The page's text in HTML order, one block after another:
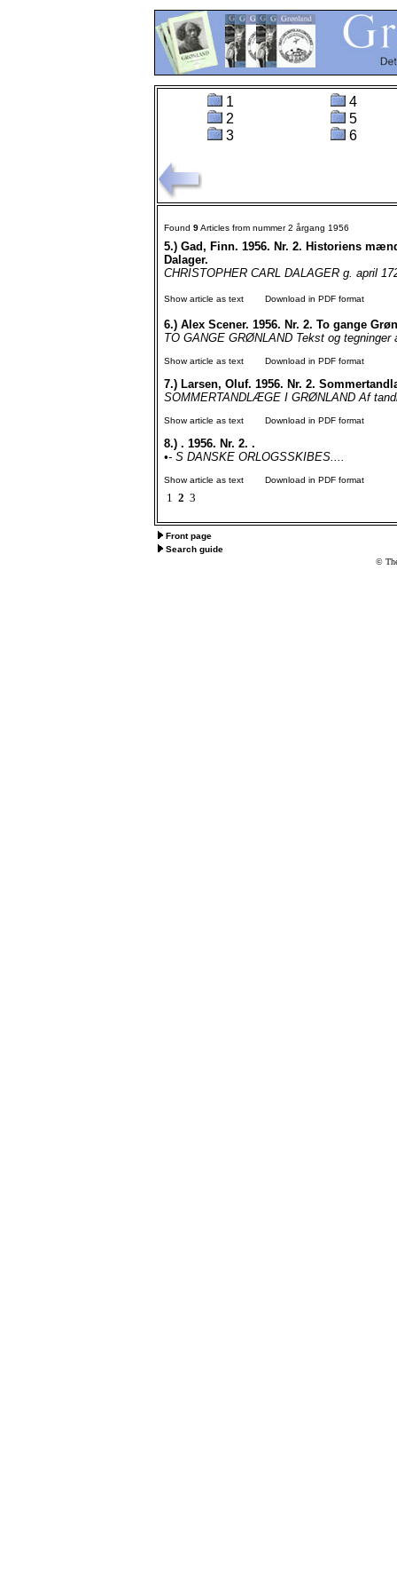
1
2
3
4
5
6
Found 9Articles from nummer 2 årgang 1956
5.) Gad, Finn. 1956. Nr. 2. Historiens
Dalager.
CHRISTOPHER CARL DALAGER g. april
Show article as text Download in PDF format
6.) Alex Scener. 1956. Nr. 2. To gange
TO GANGE GRØNLAND Tekst og
Show article as text Download in PDF format
7.) Larsen, Oluf. 1956. Nr. 2.
SOMMERTANDLÆGE I GRØNLAND Af
Show article as text Download in PDF format
8.) . 1956. Nr. 2. .
•- S DANSKE ORLOGSSKIBES....
Show article as text Download in PDF format
1 2 3
Front page
Search guide
©